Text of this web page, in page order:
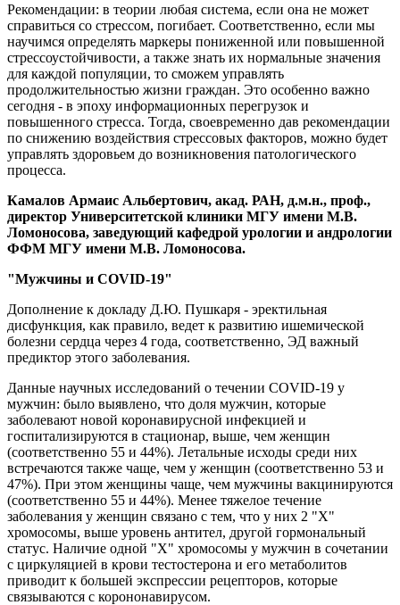
Рекомендации: в теории любая система, если она не может
справиться со стрессом, погибает. Соответственно, если мы
научимся определять маркеры пониженной или повышенной
стрессоустойчивости, а также знать их нормальные значения
для каждой популяции, то сможем управлять
продолжительностью жизни граждан. Это особенно важно
сегодня - в эпоху информационных перегрузок и
повышенного стресса. Тогда, своевременно дав рекомендации
по снижению воздействия стрессовых факторов, можно будет
управлять здоровьем до возникновения патологического
процесса.
Камалов Армаис Альбертович, акад. РАН, д.м.н., проф.,
директор Университетской клиники МГУ имени М.В.
Ломоносова, заведующий кафедрой урологии и андрологии
ФФМ МГУ имени М.В. Ломоносова.
"Мужчины и COVID-19"
Дополнение к докладу Д.Ю. Пушкаря - эректильная
дисфункция, как правило, ведет к развитию ишемической
болезни сердца через 4 года, соответственно, ЭД важный
предиктор этого заболевания.
Данные научных исследований о течении СОVID-19 у
мужчин: было выявлено, что доля мужчин, которые
заболевают новой коронавирусной инфекцией и
госпитализируются в стационар, выше, чем женщин
(соответственно 55 и 44%). Летальные исходы среди них
встречаются также чаще, чем у женщин (соответственно 53 и
47%). При этом женщины чаще, чем мужчины вакцинируются
(соответственно 55 и 44%). Менее тяжелое течение
заболевания у женщин связано с тем, что у них 2 "Х"
хромосомы, выше уровень антител, другой гормональный
статус. Наличие одной "Х" хромосомы у мужчин в сочетании
с циркуляцией в крови тестостерона и его метаболитов
приводит к большей экспрессии рецепторов, которые
связываются с корононавирусом.